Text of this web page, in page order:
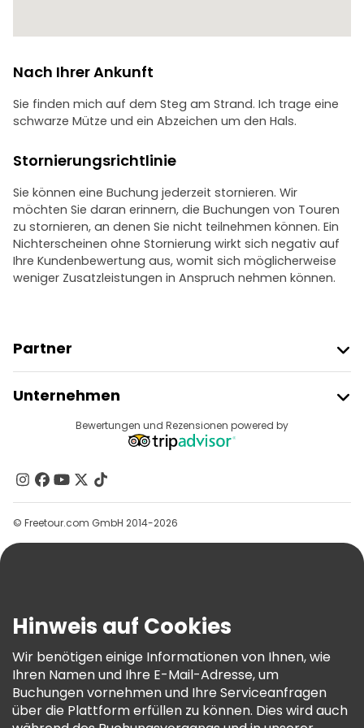
Nach Ihrer Ankunft
Sie finden mich auf dem Steg am Strand. Ich trage eine
schwarze Mütze und ein Abzeichen um den Hals.
Stornierungsrichtlinie
Sie können eine Buchung jederzeit stornieren. Wir
möchten Sie daran erinnern, die Buchungen von Touren
zu stornieren, an denen Sie nicht teilnehmen können. Ein
Nichterscheinen ohne Stornierung wirkt sich negativ auf
Ihre Kundenbewertung aus, womit sich möglicherweise
weniger Zusatzleistungen in Anspruch nehmen können.
Partner
Anbieter-Anmeldung
Affiliate-Programm
Unternehmen
Reiseziele
Kontakt
Gruppen
Hilfe
AGB Und Rechtliches
Cookie-Richtlinie
Freetour Auszeichnungen
Treueprogramm
Bewertungen und Rezensionen powered by
© Freetour.com GmbH 2014-2026
Hinweis auf Cookies
Wir benötigen einige Informationen von Ihnen, wie
Ihren Namen und Ihre E-Mail-Adresse, um
Buchungen vornehmen und Ihre Serviceanfragen
über die Plattform erfüllen zu können. Dies wird auch